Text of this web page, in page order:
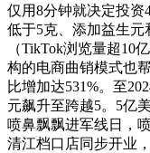
仅用8分钟就决定投资
低于5克、添加益生元
（TikTok浏览量超10
构的电商曲销模式也
比增加达531%。至
元飙升至跨越5。5亿
喷鼻飘飘进军线日，
清江档口店同步开业